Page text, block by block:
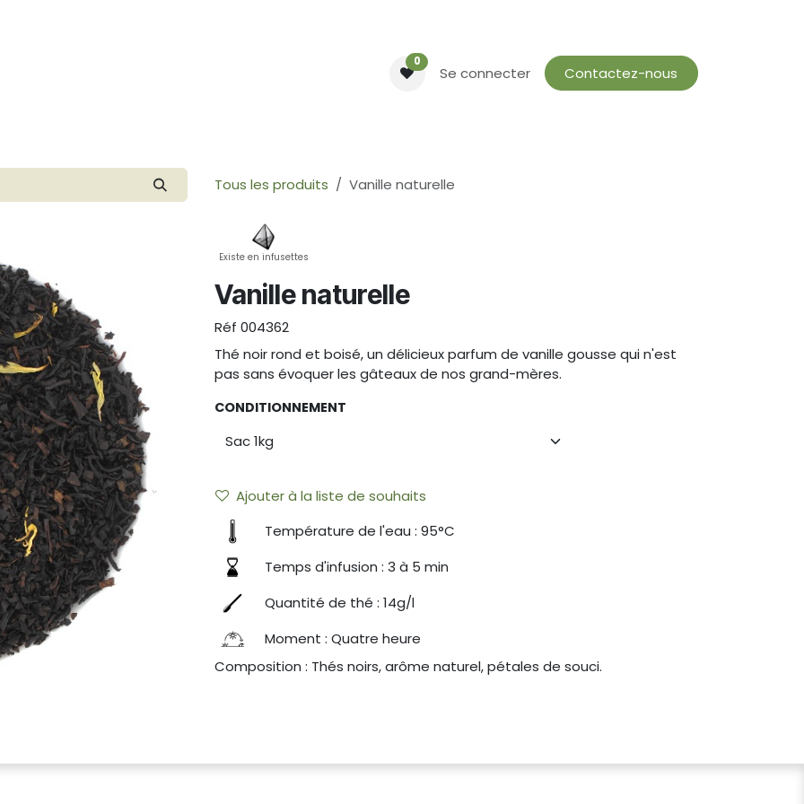
0
Se connecter Contactez-nous
Tous les produits Vanille naturelle
Existe en infusettes
Vanille naturelle
Réf 004362
Thé noir rond et boisé, un délicieux parfum de vanille gousse qui n'est
pas sans évoquer les gâteaux de nos grand-mères.
CONDITIONNEMENT
Ajouter à la liste de souhaits
Température de l'eau : 95°C
Temps d'infusion : 3 à 5 min
Quantité de thé : 14g/l
Moment : Quatre heure
Composition : Thés noirs, arôme naturel, pétales de souci.